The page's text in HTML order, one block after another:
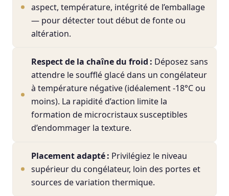
aspect, température, intégrité de l’emballage
— pour détecter tout début de fonte ou
altération.
Respect de la chaîne du froid : Déposez sans
attendre le soufflé glacé dans un congélateur
à température négative (idéalement -18°C ou
moins). La rapidité d’action limite la
formation de microcristaux susceptibles
d’endommager la texture.
Placement adapté : Privilégiez le niveau
supérieur du congélateur, loin des portes et
sources de variation thermique.